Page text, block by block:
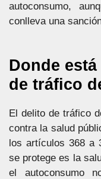
autoconsumo,
conlleva una
Donde
de tráfico
El delito de tráfico
contra la salud
los artículos 368 a
se protege es la
el autoconsumo